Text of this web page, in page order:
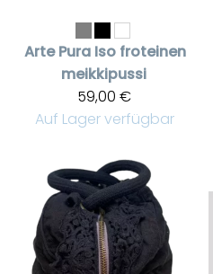
Arte Pura Iso froteinen
meikkipussi
59,00 €
Auf Lager verfügbar